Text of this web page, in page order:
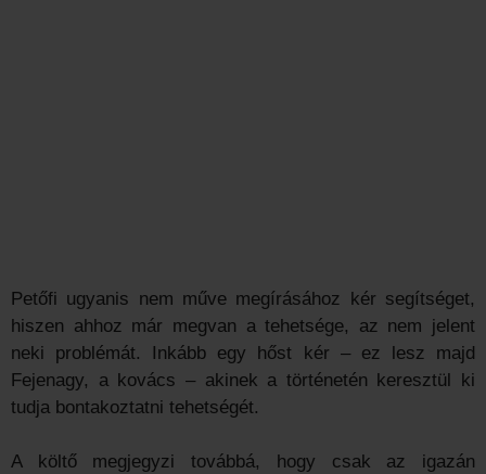
Petőfi ugyanis nem műve megírásához kér segítséget,
hiszen ahhoz már megvan a tehetsége, az nem jelent
neki problémát. Inkább egy hőst kér – ez lesz majd
Fejenagy, a kovács – akinek a történetén keresztül ki
tudja bontakoztatni tehetségét.
A költő megjegyzi továbbá, hogy csak az igazán